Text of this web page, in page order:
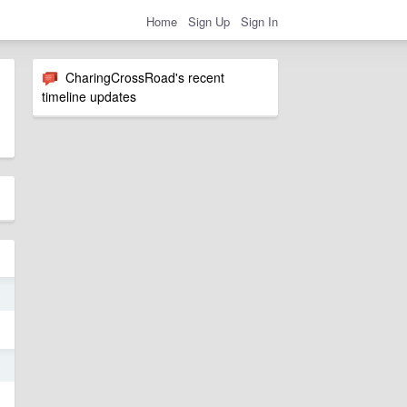
Home Sign Up Sign In
CharingCrossRoad's recent
timeline updates